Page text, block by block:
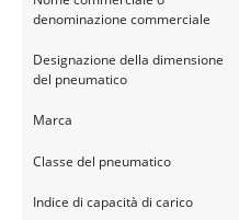
denominazione commerciale
Designazione della dimensione
del pneumatico
Marca
Classe del pneumatico
Indice di capacità di carico